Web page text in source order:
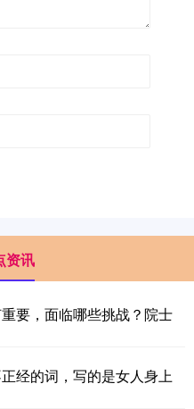
资讯
要，面临哪些挑战？院士
经的词，写的是女人身上